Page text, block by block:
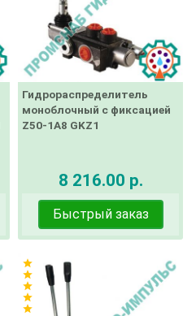
Гидрораспределитель
моноблочный с фиксацией
Z50-1A8 GKZ1
8 216.00 р.
Быстрый заказ
star
star
star
star
star